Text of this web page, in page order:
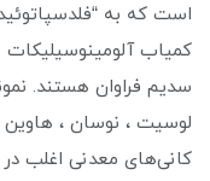
است که به
کمیاب
سدیم فراوان هستند.
لوسیت ، نوسان ، هاوین
کانی‌های معدنی اغلب